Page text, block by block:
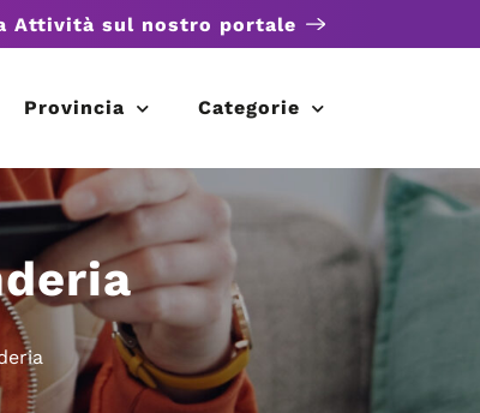
Attività sul nostro portale
Provincia Categorie